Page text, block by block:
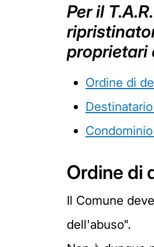
Per il
proprietari
Ordine di
Ordine di
Il Comune
dell'abuso".